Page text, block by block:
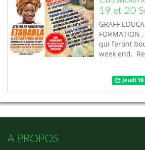
accueilli à
talentueux
musicale
19 et 20
GRAFF
FORMATION
qui feront
week end.
Baby, pour
formation
19
Elom 20ce,
concert du
Jeudi 18
A PROPOS